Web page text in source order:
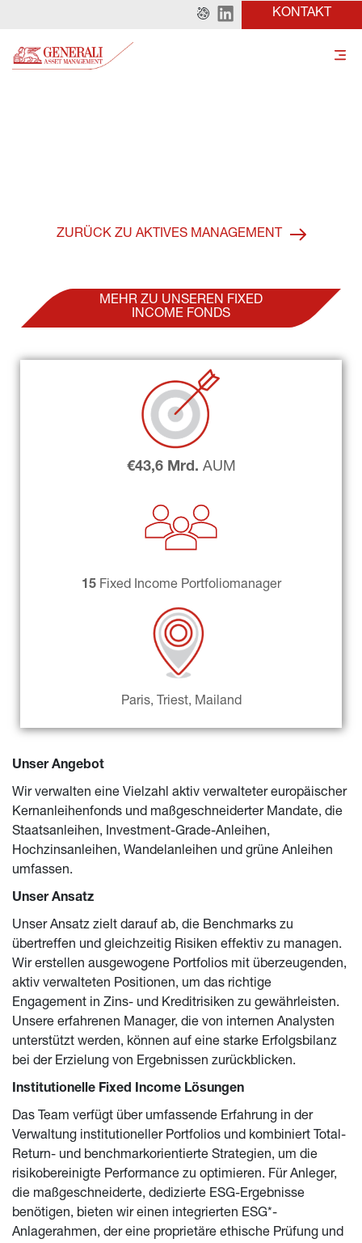
KONTAKT
ZURÜCK ZU AKTIVES MANAGEMENT
MEHR ZU UNSEREN FIXED
INCOME FONDS
€43,6 Mrd. AUM
15 Fixed Income Portfoliomanager
Paris, Triest, Mailand
Unser Angebot
Wir verwalten eine Vielzahl aktiv verwalteter europäischer
Kernanleihenfonds und maßgeschneiderter Mandate, die
Staatsanleihen, Investment-Grade-Anleihen,
Hochzinsanleihen, Wandelanleihen und grüne Anleihen
umfassen.
Unser Ansatz
Unser Ansatz zielt darauf ab, die Benchmarks zu
übertreffen und gleichzeitig Risiken effektiv zu managen.
Wir erstellen ausgewogene Portfolios mit überzeugenden,
aktiv verwalteten Positionen, um das richtige
Engagement in Zins- und Kreditrisiken zu gewährleisten.
Unsere erfahrenen Manager, die von internen Analysten
unterstützt werden, können auf eine starke Erfolgsbilanz
bei der Erzielung von Ergebnissen zurückblicken.
Institutionelle Fixed Income Lösungen
Das Team verfügt über umfassende Erfahrung in der
Verwaltung institutioneller Portfolios und kombiniert Total-
Return- und benchmarkorientierte Strategien, um die
risikobereinigte Performance zu optimieren. Für Anleger,
die maßgeschneiderte, dedizierte ESG-Ergebnisse
benötigen, bieten wir einen integrierten ESG*-
Anlagerahmen, der eine proprietäre ethische Prüfung und